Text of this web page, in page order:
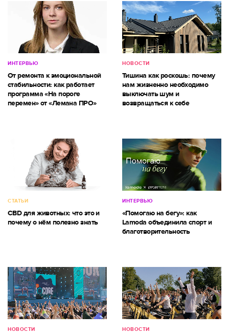
ИНТЕРВЬЮ
От ремонта к эмоциональной
стабильности: как работает
программа «На пороге
перемен» от «Лемана ПРО»
НОВОСТИ
Тишина как роскошь: почему
нам жизненно необходимо
выключать шум и
возвращаться к себе
СТАТЬИ
CBD для животных: что это и
почему о нём полезно знать
ИНТЕРВЬЮ
«Помогаю на бегу»: как
Lamoda объединила спорт и
благотворительность
НОВОСТИ НОВОСТИ